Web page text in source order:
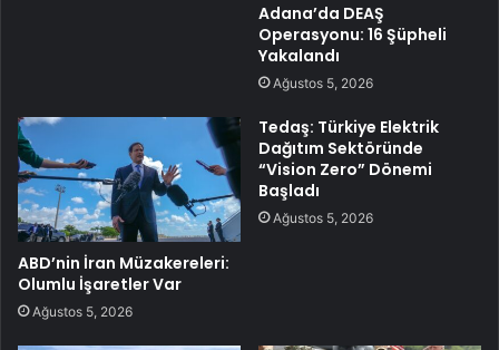
Adana’da DEAŞ
Operasyonu: 16 Şüpheli
Yakalandı
Ağustos 5, 2026
ABD’nin İran Müzakereleri:
Olumlu İşaretler Var
Ağustos 5, 2026
Tedaş: Türkiye Elektrik
Dağıtım Sektöründe
“Vision Zero” Dönemi
Başladı
Ağustos 5, 2026